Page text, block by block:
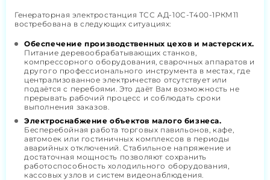
Генераторная электростанция ТСС АД-10С-Т400-1РКМ11
востребована в следующих ситуациях:
Обеспечение производственных цехов и мастерских.
Питание деревообрабатывающих станков,
компрессорного оборудования, сварочных аппаратов и
другого профессионального инструмента в местах, где
централизованное электричество отсутствует или
подаётся с перебоями. Это даёт Вам возможность не
прерывать рабочий процесс и соблюдать сроки
выполнения заказов.
Электроснабжение объектов малого бизнеса.
Бесперебойная работа торговых павильонов, кафе,
автомоек или гостиничных комплексов в периоды
аварийных отключений. Стабильное напряжение и
достаточная мощность позволяют сохранить
работоспособность холодильного оборудования,
кассовых узлов и систем видеонаблюдения.